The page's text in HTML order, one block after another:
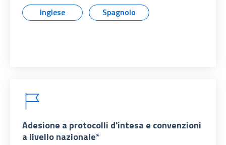
Inglese Spagnolo
Adesione a protocolli d'intesa e convenzioni
a livello nazionale*